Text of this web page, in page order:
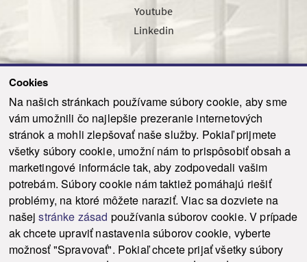
Cookies
Na našich stránkach používame súbory cookie, aby sme
vám umožnili čo najlepšie prezeranie internetových
stránok a mohli zlepšovať naše služby. Pokiaľ prijmete
všetky súbory cookie, umožní nám to prispôsobiť obsah a
marketingové informácie tak, aby zodpovedali vašim
potrebám. Súbory cookie nám taktiež pomáhajú riešiť
problémy, na ktoré môžete naraziť. Viac sa dozviete na
našejstránke zásad používania súborov cookie. V prípade
ak chcete upraviť nastavenia súborov cookie, vyberte
možnosť "Spravovať". Pokiaľ chcete prijať všetky súbory
Youtube
Linkedin
Odoslať
© 2021-2026 ku.sk. Všetky práva vyhradené. | Ochrana osobných údajov
Vyhlásenie o prístupnosti |
Admin
This site is protected by reCAPTCHA and the Google Privacy Policy and Terms of